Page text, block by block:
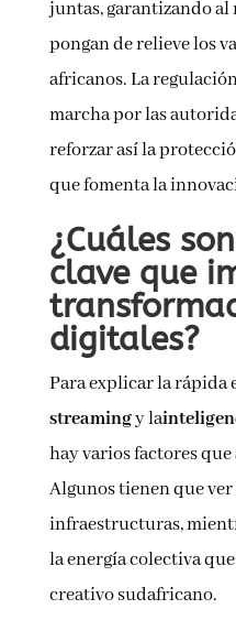
juntas, garantizando al
pongan de relieve los
africanos. La
marcha por las
reforzar así la
que fomenta la
¿Cuáles
clave que
digitales?
Para explicar la rápida
streamingy la
hay varios factores
Algunos tienen que
infraestructuras,
la energía colectiva
creativo sudafricano.